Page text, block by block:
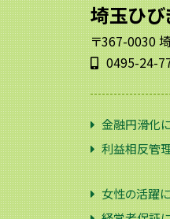
埼玉ひ
〒367-0030
0495-24-
金融円滑化
利益相反管
女性の活躍